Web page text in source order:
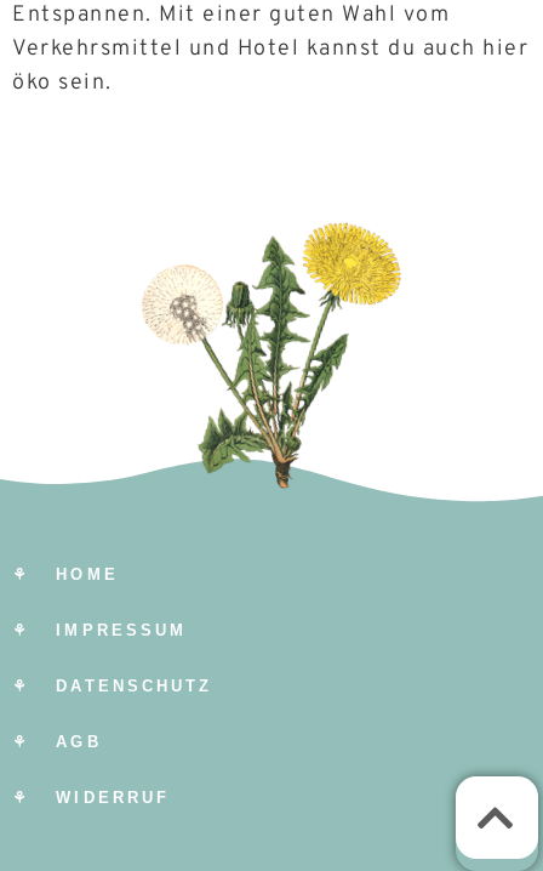
Entspannen. Mit einer guten Wahl vom
Verkehrsmittel und Hotel kannst du auch hier
öko sein.
⚘ HOME
⚘ IMPRESSUM
⚘ DATENSCHUTZ
⚘ AGB
⚘ WIDERRUF